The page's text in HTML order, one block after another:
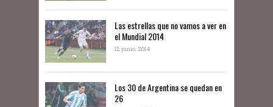
Las estrellas que no vamos a ver en
el Mundial 2014
12 junio, 2014
Los 30 de Argentina se quedan en
26